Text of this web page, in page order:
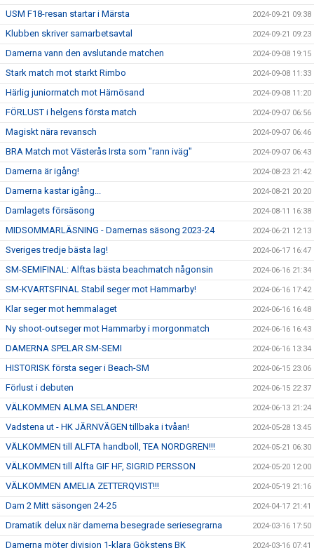
USM F18-resan startar i Märsta 2024-09-21 09:38
Klubben skriver samarbetsavtal 2024-09-21 09:23
Damerna vann den avslutande matchen 2024-09-08 19:15
Stark match mot starkt Rimbo 2024-09-08 11:33
Härlig juniormatch mot Härnösand 2024-09-08 11:20
FÖRLUST i helgens första match 2024-09-07 06:56
Magiskt nära revansch 2024-09-07 06:46
BRA Match mot Västerås Irsta som "rann iväg" 2024-09-07 06:43
Damerna är igång! 2024-08-23 21:42
Damerna kastar igång... 2024-08-21 20:20
Damlagets försäsong 2024-08-11 16:38
MIDSOMMARLÄSNING - Damernas säsong 2023-24 2024-06-21 12:13
Sveriges tredje bästa lag! 2024-06-17 16:47
SM-SEMIFINAL: Alftas bästa beachmatch någonsin 2024-06-16 21:34
SM-KVARTSFINAL Stabil seger mot Hammarby! 2024-06-16 17:42
Klar seger mot hemmalaget 2024-06-16 16:48
Ny shoot-outseger mot Hammarby i morgonmatch 2024-06-16 16:43
DAMERNA SPELAR SM-SEMI 2024-06-16 13:34
HISTORISK första seger i Beach-SM 2024-06-15 23:06
Förlust i debuten 2024-06-15 22:37
VÄLKOMMEN ALMA SELANDER! 2024-06-13 21:24
Vadstena ut - HK JÄRNVÄGEN tillbaka i tvåan! 2024-05-28 13:45
VÄLKOMMEN till ALFTA handboll, TEA NORDGREN!!! 2024-05-21 06:30
VÄLKOMMEN till Alfta GIF HF, SIGRID PERSSON 2024-05-20 12:00
VÄLKOMMEN AMELIA ZETTERQVIST!!! 2024-05-19 21:16
Dam 2 Mitt säsongen 24-25 2024-04-17 21:41
Dramatik delux när damerna besegrade seriesegrarna 2024-03-16 17:50
Damerna möter division 1-klara Gökstens BK 2024-03-16 07:41